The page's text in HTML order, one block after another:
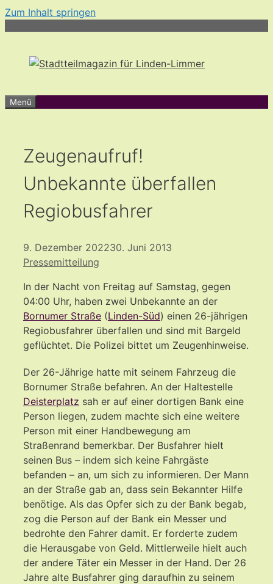
Zum Inhalt springen
Menü
Zeugenaufruf!
Unbekannte überfallen
Regiobusfahrer
9. Dezember 202230. Juni 2013
Pressemitteilung
In der Nacht von Freitag auf Samstag, gegen
04:00 Uhr, haben zwei Unbekannte an der
Bornumer Straße (Linden-Süd) einen 26-jährigen
Regiobusfahrer überfallen und sind mit Bargeld
geflüchtet. Die Polizei bittet um Zeugenhinweise.
Der 26-Jährige hatte mit seinem Fahrzeug die
Bornumer Straße befahren. An der Haltestelle
Deisterplatz sah er auf einer dortigen Bank eine
Person liegen, zudem machte sich eine weitere
Person mit einer Handbewegung am
Straßenrand bemerkbar. Der Busfahrer hielt
seinen Bus – indem sich keine Fahrgäste
befanden – an, um sich zu informieren. Der Mann
an der Straße gab an, dass sein Bekannter Hilfe
benötige. Als das Opfer sich zu der Bank begab,
zog die Person auf der Bank ein Messer und
bedrohte den Fahrer damit. Er forderte zudem
die Herausgabe von Geld. Mittlerweile hielt auch
der andere Täter ein Messer in der Hand. Der 26
Jahre alte Busfahrer ging daraufhin zu seinem